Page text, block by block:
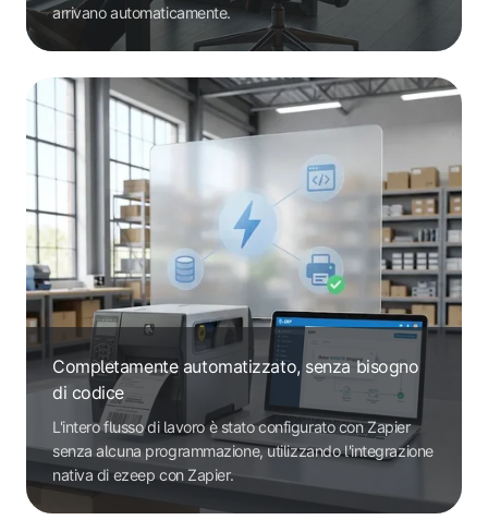
arrivano automaticamente.
Completamente automatizzato, senza bisogno
di codice
L'intero flusso di lavoro è stato configurato con Zapier
senza alcuna programmazione, utilizzando l'integrazione
nativa di ezeep con Zapier.